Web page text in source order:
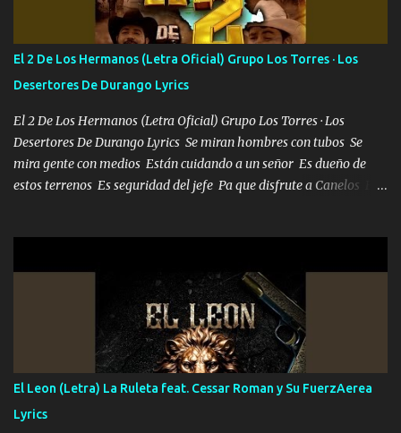
repleta de presidentes la bolsa estoy en mi pic si no se han dado
cuenta chequeen gráficas del kitch
El 2 De Los Hermanos (Letra Oficial) Grupo Los Torres · Los
Desertores De Durango Lyrics
El 2 De Los Hermanos (Letra Oficial) Grupo Los Torres · Los
Desertores De Durango Lyrics Se miran hombres con tubos Se
mira gente con medios Están cuidando a un señor Es dueño de
estos terrenos Es seguridad del jefe Pa que disfrute a Canelos Es
ni tampoco las mujeres porque es platica de grandes por eso hay
que estar alegres doy las instrucciones para atender los deberes
Música Si es que salta algún problema de confianza tengo gente
ahí está el Hombre Cuarenta y también Pariente 7 arreglan
cualquier problema no más es cuestión que ordené NOS HACE
FALTA UN HERMANO DE CLAVE ERA EL 24 SIEMPRE FUE UN
HOMBRE VALIENTE POR ALGO M'URIÓ PELEAND0 SIEMPRE
VIO POR LA FAMILIA PARA QUE SIGA EL LEGADO Es el DOS de
El Leon (Letra) La Ruleta feat. Cessar Roman y Su FuerzAerea
Lyrics